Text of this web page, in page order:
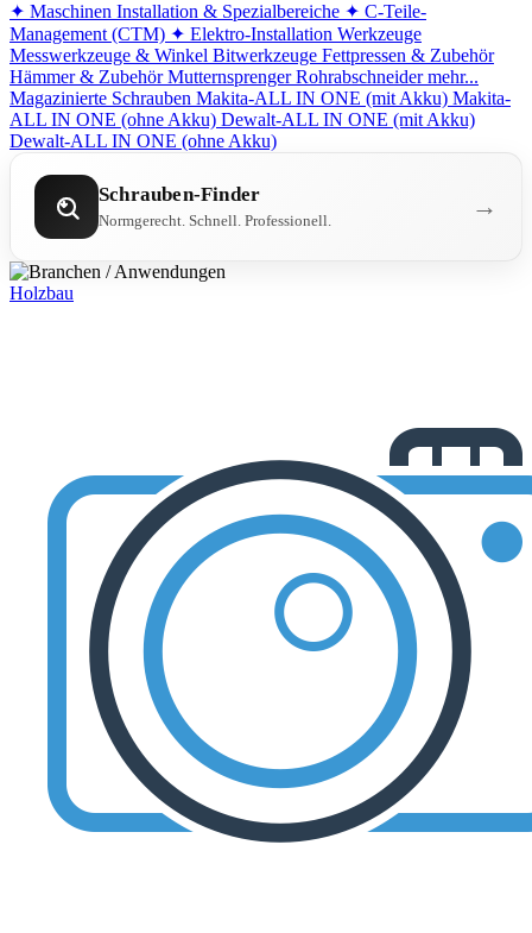
✦ Maschinen Installation & Spezialbereiche ✦ C-Teile-
Management (CTM) ✦ Elektro-Installation Werkzeuge
Messwerkzeuge & Winkel Bitwerkzeuge Fettpressen & Zubehör
Hämmer & Zubehör Mutternsprenger Rohrabschneider mehr...
Magazinierte Schrauben Makita-ALL IN ONE (mit Akku) Makita-
ALL IN ONE (ohne Akku) Dewalt-ALL IN ONE (mit Akku)
Dewalt-ALL IN ONE (ohne Akku)
Schrauben-Finder
Normgerecht. Schnell. Professionell. →
Holzbau